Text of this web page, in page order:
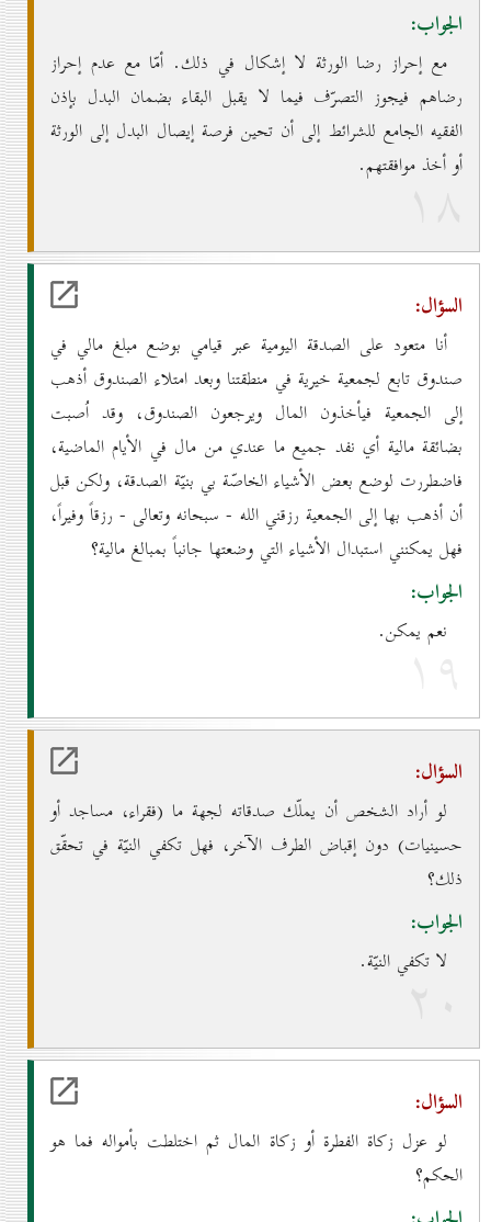
الجواب:
مع إحراز رضا الورثة لا إشكال في ذلك. أمّا مع عدم إحراز
رضاهم فيجوز التصرّف فيما لا يقبل البقاء بضمان البدل بإذن
الفقيه الجامع للشرائط إلى أن تحين فرصة إيصال البدل إلى الورثة
أو أخذ موافقتهم.
۱۸
السؤال:
أنا متعود على الصدقة اليومية عبر قيامي بوضع مبلغ مالي في
صندوق تابع لجمعية خيرية في منطقتنا وبعد امتلاء الصندوق أذهب
إلى الجمعية فيأخذون المال ويرجعون الصندوق، وقد اُصبت
بضائقة مالية أي نفد جميع ما عندي من مال في الأيام الماضية،
فاضطررت لوضع بعض الأشياء الخاصّة بي بنيّة الصدقة، ولكن قبل
أن أذهب بها إلى الجمعية رزقني الله - سبحانه وتعالى - رزقاً وفيراً،
فهل يمكنني استبدال الأشياء التي وضعتها جانباً بمبالغ مالية؟
الجواب:
نعم يمكن.
۱۹
السؤال:
لو أراد الشخص أن يملّك صدقاته لجهة ما (فقراء، مساجد أو
حسينيات) دون إقباض الطرف الآخر، فهل تكفي النيّة في تحقّق
ذلك؟
الجواب:
لا تكفي النيّة.
۲٠
السؤال:
لو عزل زكاة الفطرة أو زكاة المال ثم اختلطت بأمواله فما هو
الحكم؟